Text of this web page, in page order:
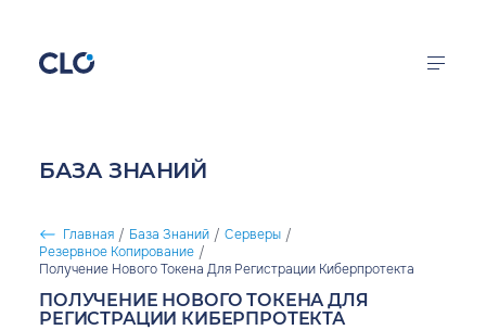
серверы
Решения
Документация
БАЗА ЗНАНИЙ
СТРОКА НАВИГАЦИИ
Главная / База Знаний / Серверы /
Резервное Копирование /
Получение Нового Токена Для Регистрации Киберпротекта
ПОЛУЧЕНИЕ НОВОГО ТОКЕНА ДЛЯ
РЕГИСТРАЦИИ КИБЕРПРОТЕКТА